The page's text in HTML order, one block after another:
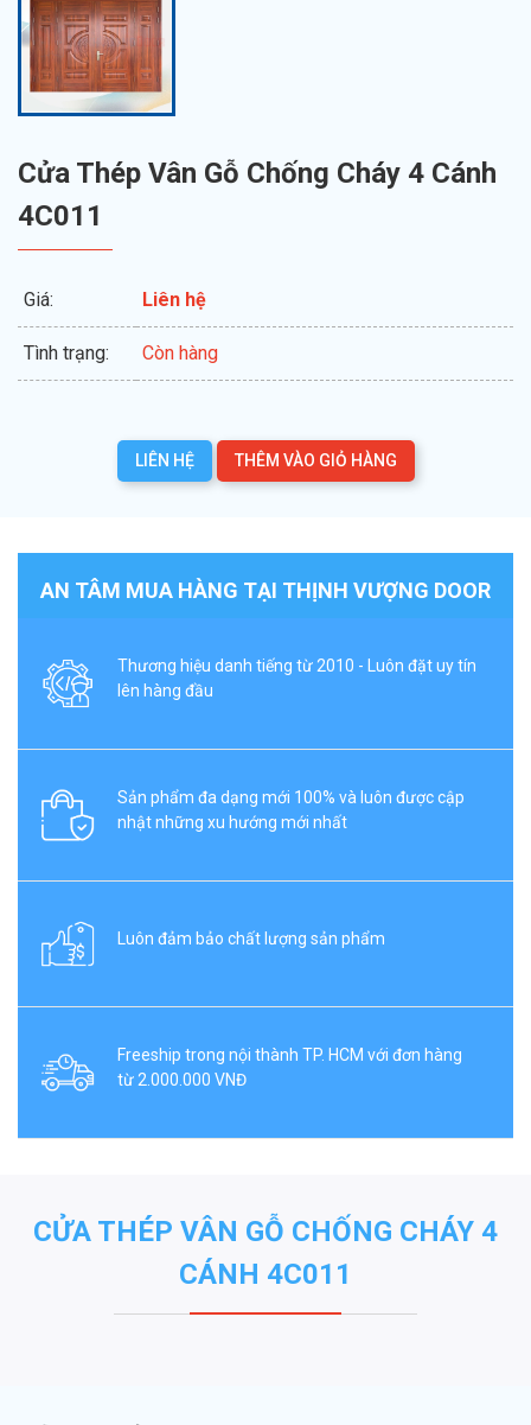
Cửa Thép Vân Gỗ Chống Cháy 4 Cánh
4C011
Giá: Liên hệ
Tình trạng: Còn hàng
LIÊN HỆ THÊM VÀO GIỎ HÀNG
AN TÂM MUA HÀNG TẠI THỊNH VƯỢNG DOOR
Thương hiệu danh tiếng từ 2010 - Luôn đặt uy tín
lên hàng đầu
Sản phẩm đa dạng mới 100% và luôn được cập
nhật những xu hướng mới nhất
Luôn đảm bảo chất lượng sản phẩm
Freeship trong nội thành TP. HCM với đơn hàng
từ 2.000.000 VNĐ
CỬA THÉP VÂN GỖ CHỐNG CHÁY 4
CÁNH 4C011